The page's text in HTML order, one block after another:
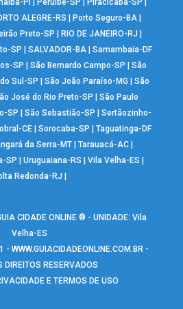
PI Peruíbe-SP Piracicaba-SP
ALEGRE-RS Porto Seguro-BA
Preto-SP RIO DE JANEIRO-RJ
SP SALVADOR-BA| Samambaia-DF
SP |São Bernardo Campo-SP |São
Sul-SP |São João Paraíso-MG |São
José do Rio Preto-SP |São Paulo
SP |São Sebastião-SP |Sertãozinho-
CE |Sorocaba-SP |Taguatinga-DF
da Serra-MT| Tarauacá-AC|
SP |Uruguaiana-RS |Vila Velha-ES
Redonda-RJ
CIDADE ONLINE ® - UNIDADE: Vila
Velha-ES
-WWW.GUIACIDADEONLINE.COM.BR -
DIREITOS RESERVADOS
E TERMOS DE USO